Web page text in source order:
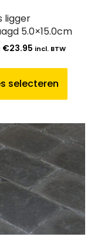
ligger
5.0×15.0cm
€23.95 incl. BTW
selecteren